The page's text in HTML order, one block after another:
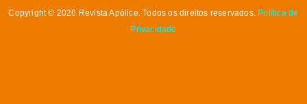
Copyright © 2026 Revista Apólice. Todos os direitos reservados. Política de
Privacidade